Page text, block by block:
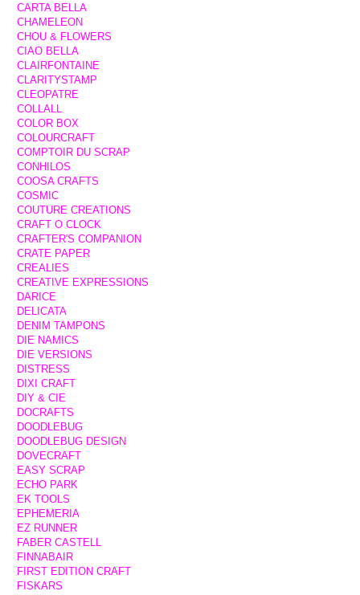
CARTA BELLA
CHAMELEON
CHOU & FLOWERS
CIAO BELLA
CLAIRFONTAINE
CLARITYSTAMP
CLEOPATRE
COLLALL
COLOR BOX
COLOURCRAFT
COMPTOIR DU SCRAP
CONHILOS
COOSA CRAFTS
COSMIC
COUTURE CREATIONS
CRAFT O CLOCK
CRAFTER'S COMPANION
CRATE PAPER
CREALIES
CREATIVE EXPRESSIONS
DARICE
DELICATA
DENIM TAMPONS
DIE NAMICS
DIE VERSIONS
DISTRESS
DIXI CRAFT
DIY & CIE
DOCRAFTS
DOODLEBUG
DOODLEBUG DESIGN
DOVECRAFT
EASY SCRAP
ECHO PARK
EK TOOLS
EPHEMERIA
EZ RUNNER
FABER CASTELL
FINNABAIR
FIRST EDITION CRAFT
FISKARS